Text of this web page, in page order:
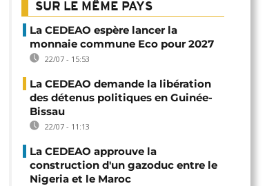
SUR LE MÊME PAYS
La CEDEAO espère lancer la
monnaie commune Eco pour 2027
22/07 - 15:53
La CEDEAO demande la libération
des détenus politiques en Guinée-
Bissau
22/07 - 11:13
La CEDEAO approuve la
construction d'un gazoduc entre le
Nigeria et le Maroc